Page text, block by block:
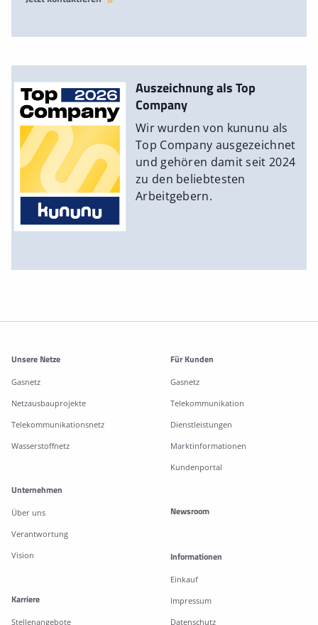
Auszeichnung als Top
Company
Wir wurden von kununu als
Top Company ausgezeichnet
und gehören damit seit 2024
zu den beliebtesten
Arbeitgebern.
Weitere Informationen
Unsere Netze
Gasnetz
Netzausbauprojekte
Telekommunikationsnetz
Wasserstoffnetz
Für Kunden
Gasnetz
Telekommunikation
Dienstleistungen
Marktinformationen
Kundenportal
Unternehmen
Über uns
Verantwortung
Vision
Karriere
Stellenangebote
Newsroom
Informationen
Einkauf
Impressum
Datenschutz